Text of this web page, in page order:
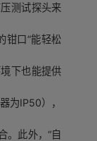
测试探头来
钳口”能轻松
下也能提供
为IP50），
。此外，“自